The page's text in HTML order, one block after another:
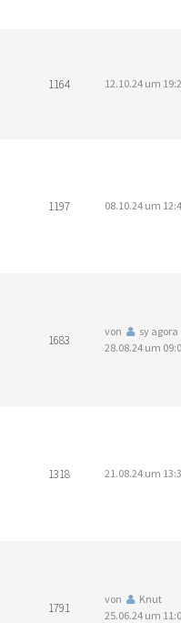
1164 12.10.24 um
1197 08.10.24 um
1683
von
sy agora
28.08.24 um
1318 21.08.24 um
1791
von
Knut
25.06.24 um